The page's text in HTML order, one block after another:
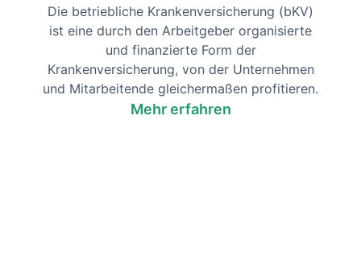
Die betriebliche Krankenversicherung (bKV)
ist eine durch den Arbeitgeber organisierte
und finanzierte Form der
Krankenversicherung, von der Unternehmen
und Mitarbeitende gleichermaßen profitieren.
Mehr erfahren